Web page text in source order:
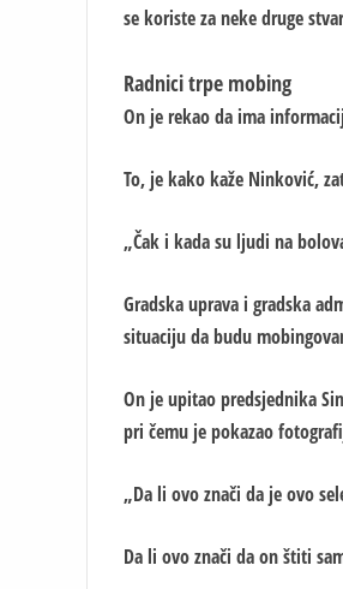
se koriste za neke druge
Radnici trpe mobing
On je rekao da ima
To, je kako kaže Ninković,
„Čak i kada su ljudi na
Gradska uprava i gradska
situaciju da budu
On je upitao predsjednika
pri čemu je pokazao
„Da li ovo znači da je ovo
Da li ovo znači da on štiti